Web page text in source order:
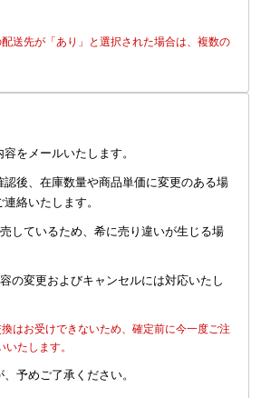
送先が「あり」と選択された場合は、複数の
をメールいたします。
後、在庫数量や商品単価に変更のある場
絡いたします。
しているため、希に売り違いが生じる場
の変更およびキャンセルには対応いたし
はお受けできないため、確定前に今一度ご注
たします。
予めご了承ください。